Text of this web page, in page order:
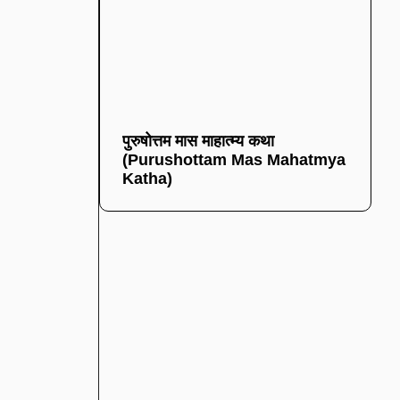
पुरुषोत्तम मास माहात्म्य कथा
(Purushottam Mas Mahatmya
Katha)